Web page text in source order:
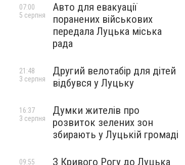
Авто для евакуації
поранених військових
передала Луцька міська
рада
07:00
5 серпня
Другий велотабір для дітей
відбувся у Луцьку
21:48
3 серпня
Думки жителів про
розвиток зелених зон
збирають у Луцькій громаді
16:37
3 серпня
З Кривого Рогу до Луцька
09:55